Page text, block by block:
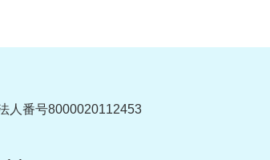
人番号8000020112453